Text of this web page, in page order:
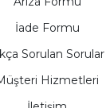
İade Formu
Sorulan Sorular
Hizmetleri